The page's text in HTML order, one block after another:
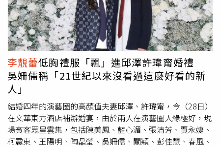
李靚蕾低胸禮服「飄」進邱澤許瑋甯婚禮
吳姍儒稱「21世紀以來沒看過這麼好看的新
人」
結婚四年的演藝圈的高顏值夫妻邱澤、許瑋甯，今（28日）
在文華東方酒店補辦婚宴，由於兩人在演藝圈人緣極好，現
場賓客眾星雲集，包括陳美鳳、藍心湄、張清芳、賈永婕、
柯震東、王陽明、陶晶瑩、吳姍儒、關穎、彭佳慧、春風、